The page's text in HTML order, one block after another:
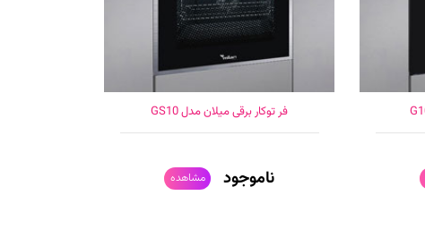
فر توکار برقی میلان مدل GS10
ناموجود مشاهده